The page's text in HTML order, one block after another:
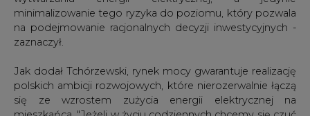
dziś i jednych i drugich z punktu widzenia rynku obydwu
typów budować się nie opłaca" - zaznaczył.
Tchórzewski przypomniał, że w negocjacjach z KE rząd
stał na stanowisku, że udział węgla w produkcji energii
elektrycznej spadnie do roku 2050 do poziomu 50 proc.
"Uznaliśmy, że to granica możliwa ekonomicznie. Dziś
węgiel to 70 proc., a biorąc pod uwagę również